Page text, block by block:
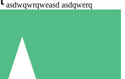
asdwqwrqweasd asdqwerq